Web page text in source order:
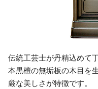
伝統工芸士が丹精込めて
本黒檀の無垢板の木目を
厳な美しさが特徴です。